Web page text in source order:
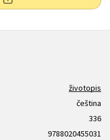
životopis
čeština
336
9788020455031